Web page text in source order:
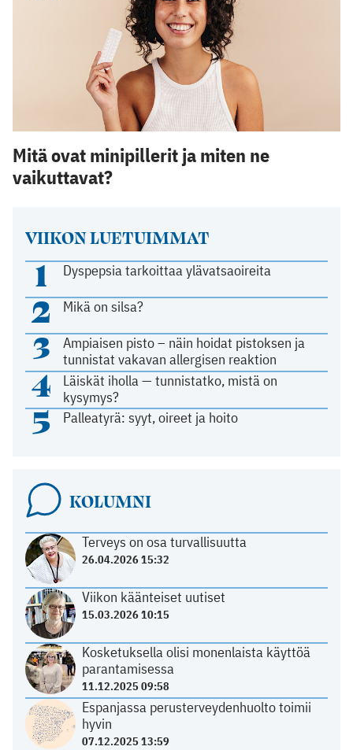
VIIKON LUETUIMMAT
1 Dyspepsia tarkoittaa ylävatsaoireita
2 Mikä on silsa?
3
Ampiaisen pisto – näin hoidat pistoksen ja
tunnistat vakavan allergisen reaktion
4
Läiskät iholla — tunnistatko, mistä on
kysymys?
5 Palleatyrä: syyt, oireet ja hoito
KOLUMNI
Terveys on osa turvallisuutta
26.04.2026 15:32
Viikon käänteiset uutiset
15.03.2026 10:15
Kosketuksella olisi monenlaista käyttöä
parantamisessa
11.12.2025 09:58
Espanjassa perusterveydenhuolto toimii
hyvin
07.12.2025 13:59
Mitä ovat minipillerit ja miten ne
vaikuttavat?